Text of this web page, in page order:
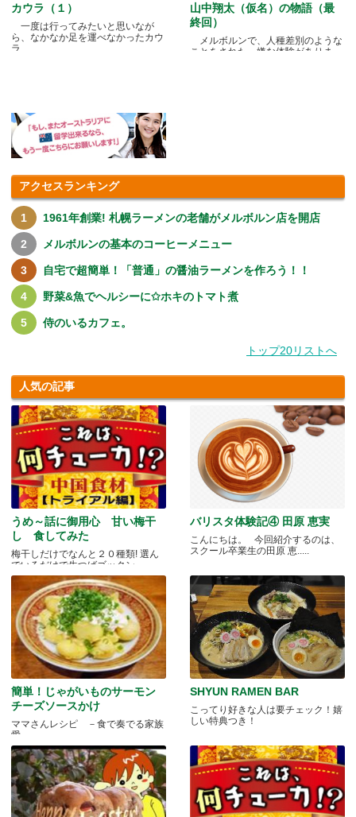
カウラ（１）
一度は行ってみたいと思いなが
ら、なかなか足を運べなかったカウ
ラ.....
山中翔太（仮名）の物語（最
終回）
メルボルンで、人種差別のような
ことをされた、嫌な体験がありま
アクセスランキング
1961年創業! 札幌ラーメンの老舗がメルボルン店を開店
メルボルンの基本のコーヒーメニュー
自宅で超簡単！「普通」の醤油ラーメンを作ろう！！
野菜&魚でヘルシーに✩ホキのトマト煮
侍のいるカフェ。
トップ20リストへ
人気の記事
うめ～話に御用心 甘い梅干
し 食してみた
梅干しだけでなんと２０種類! 選ん
でいるだけで生つばゴックン。 .....
バリスタ体験記④ 田原 恵実
こんにちは。 今回紹介するのは、
スクール卒業生の田原 恵.....
簡単！じゃがいものサーモン
チーズソースかけ
ママさんレシピ －食で奏でる家族
愛－
SHYUN RAMEN BAR
こってり好きな人は要チェック！嬉
しい特典つき！